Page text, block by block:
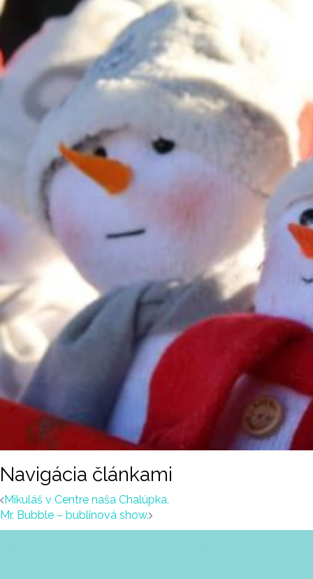
Navigácia článkami
Mikuláš v Centre naša Chalúpka.
Mr. Bubble – bublinová show.